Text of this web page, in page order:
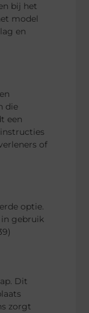
bij het
model
en
die
een
of
optie.
gebruik
Dit
zorgt